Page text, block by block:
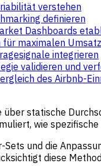
verstehen
definieren
Dashboards
maximalen
integrieren
validieren und
des Airbnb-
statische
wie
und die
diese